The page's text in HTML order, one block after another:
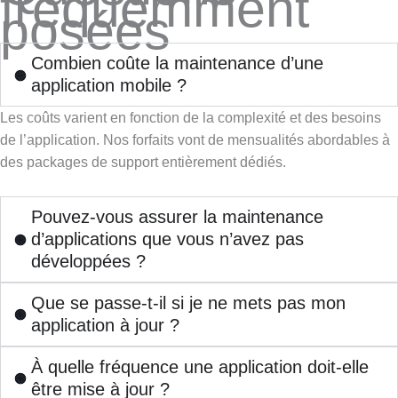
posées
Combien coûte la maintenance d’une
application mobile ?
Les coûts varient en fonction de la complexité et des besoins
de l’application. Nos forfaits vont de mensualités abordables à
des packages de support entièrement dédiés.
Pouvez-vous assurer la maintenance
d’applications que vous n’avez pas
développées ?
Que se passe-t-il si je ne mets pas mon
application à jour ?
À quelle fréquence une application doit-elle
être mise à jour ?